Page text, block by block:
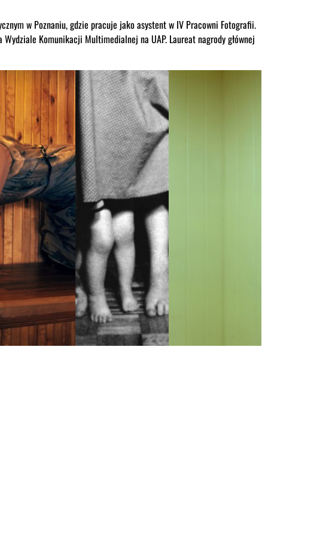
w Poznaniu, gdzie pracuje jako asystent w IV Pracowni Fotografii.
Komunikacji Multimedialnej na UAP. Laureat nagrody głównej